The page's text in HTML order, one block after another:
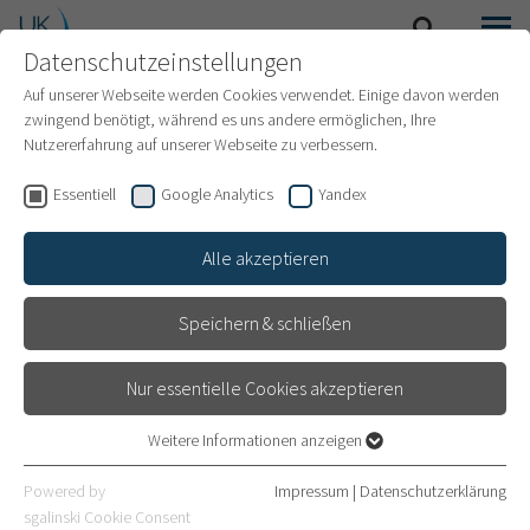
INTERNATIONAL PATIENTS
Häufig gestellte Fragen
Datenschutzeinstellungen
Auf unserer Webseite werden Cookies verwendet. Einige davon werden
zwingend benötigt, während es uns andere ermöglichen, Ihre
Nutzererfahrung auf unserer Webseite zu verbessern.
Essentiell Google Analytics Yandex
Alle akzeptieren
Speichern & schließen
Nur essentielle Cookies akzeptieren
Essentielle Cookies werden für grundlegende Funktionen der
Webseite benötigt. Dadurch ist gewährleistet, dass die Webseite
Weitere Informationen anzeigen
Powered by
sgalinski Cookie Consent
Impressum | Datenschutzerklärung